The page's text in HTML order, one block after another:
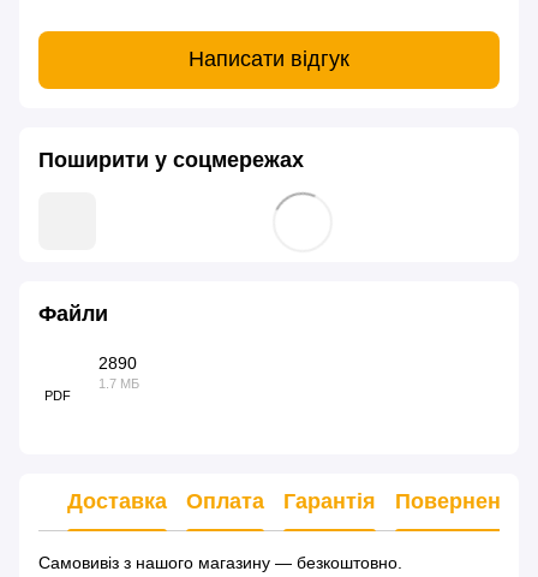
Написати відгук
Поширити у соцмережах
Файли
PDF
2890
1.7 МБ
Доставка Оплата Гарантія Повернення
Самовивіз з нашого магазину — безкоштовно.